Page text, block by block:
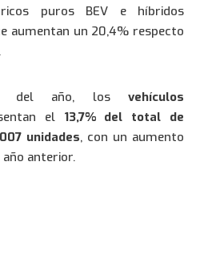
puros BEV e híbridos
aumentan un 20,4% respecto
del año, los vehículos
el 13,7% del total de
unidades, con un aumento
anterior.